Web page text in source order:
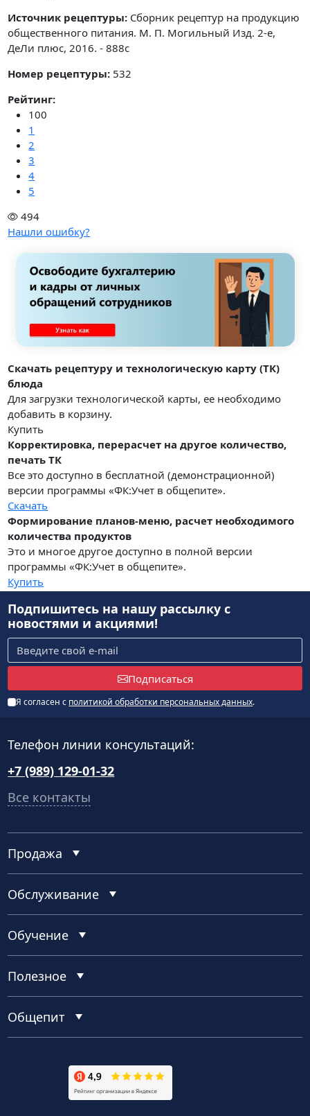
Источник рецептуры: Сборник рецептур на продукцию
общественного питания. М. П. Могильный Изд. 2-е,
ДеЛи плюс, 2016. - 888с
Номер рецептуры: 532
Рейтинг:
100
1
2
3
4
5
494
Нашли ошибку?
Скачать рецептуру и технологическую карту (ТК)
блюда
Для загрузки технологической карты, ее необходимо
добавить в корзину.
Купить
Корректировка, перерасчет на другое количество,
печать ТК
Все это доступно в бесплатной (демонстрационной)
версии программы «ФК:Учет в общепите».
Скачать
Формирование планов-меню, расчет необходимого
количества продуктов
Это и многое другое доступно в полной версии
программы «ФК:Учет в общепите».
Купить
Подпишитесь на нашу рассылкус
новостями и акциями!
Подписаться
Я согласен с политикой обработки персональных данных.
Телефон линии консультаций:
+7 (989) 129-01-32
Все контакты
Продажа
Обслуживание
Обучение
Полезное
Общепит